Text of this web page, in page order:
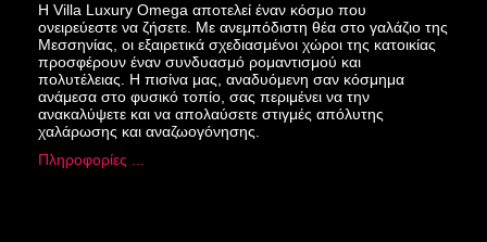
Η Villa Luxury Omega αποτελεί έναν κόσμο που
ονειρεύεστε να ζήσετε. Με ανεμπόδιστη θέα στο γαλάζιο της
Μεσσηνίας, οι εξαιρετικά σχεδιασμένοι χώροι της κατοικίας
προσφέρουν έναν συνδυασμό ρομαντισμού και
πολυτέλειας. Η πισίνα μας, αναδυόμενη σαν κόσμημα
ανάμεσα στο φυσικό τοπίο, σας περιμένει να την
ανακαλύψετε και να απολαύσετε στιγμές απόλυτης
χαλάρωσης και αναζωογόνησης.
Πληροφορίες ...